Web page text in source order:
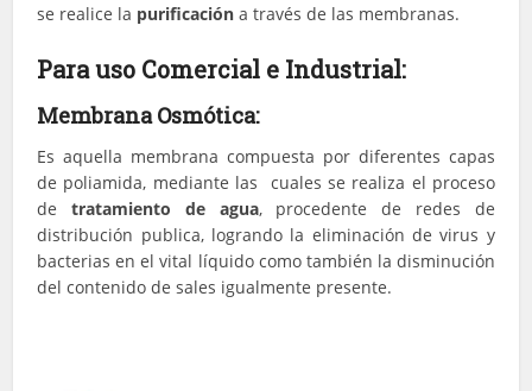
se realice la purificacióna través de las membranas.
Para uso Comercial e Industrial:
Membrana Osmótica:
Es aquella membrana compuesta por diferentes capas
de poliamida, mediante las cuales se realiza el proceso
detratamiento de agua, procedente de redes de
distribución publica, logrando la eliminación de virus y
bacterias en el vital líquido como también la disminución
del contenido de sales igualmente presente.